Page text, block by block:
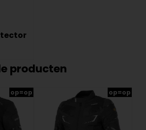
producten
op=op op=op